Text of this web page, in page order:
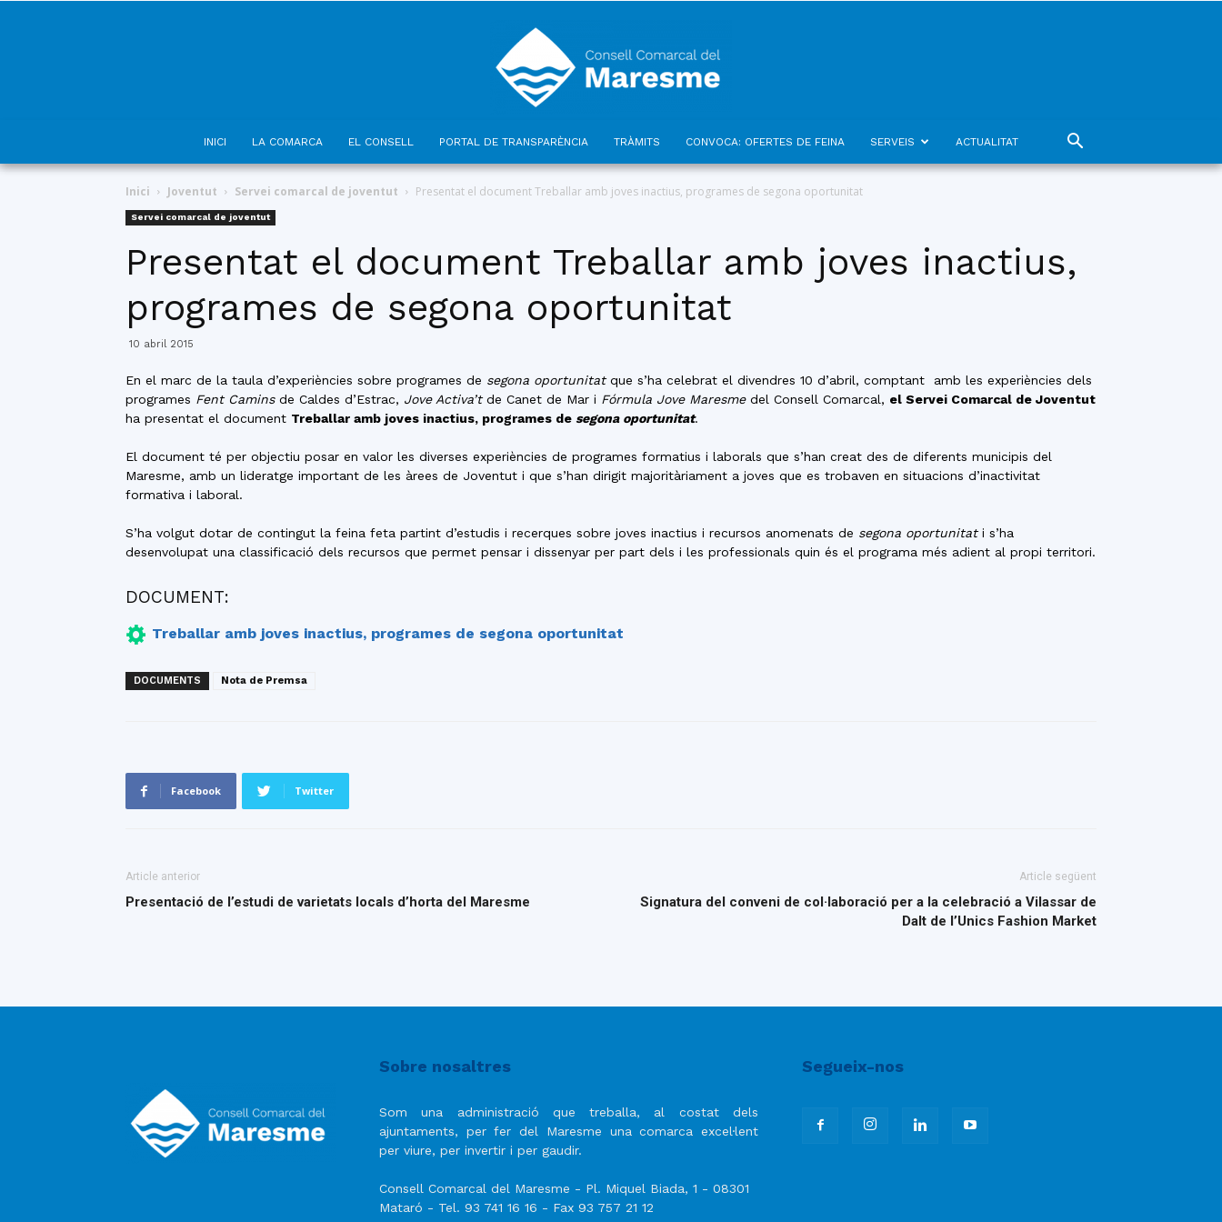
Comarcal
del
Maresme
INICI LA COMARCA EL CONSELL PORTAL DE TRANSPARÈNCIA TRÀMITS CONVOCA: OFERTES DE FEINA SERVEIS ACTUALITAT
Inici Joventut Servei comarcal de joventut Presentat el document Treballar amb joves inactius, programes de segona oportunitat
Servei comarcal de joventut
Presentat el document Treballar amb joves inactius,
programes de segona oportunitat
10 abril 2015
En el marc de la taula d’experiències sobre programes de segona oportunitatque s’ha celebrat el divendres 10 d’abril, comptant amb les experiències dels
programes Fent Caminsde Caldes d’Estrac, Jove Activa’tde Canet de Mar i Fórmula Jove Maresmedel Consell Comarcal, el Servei Comarcal de Joventut
ha presentat el document Treballar amb joves inactius, programes de segona oportunitat.
El document té per objectiu posar en valor les diverses experiències de programes formatius i laborals que s’han creat des de diferents municipis del
Maresme, amb un lideratge important de les àrees de Joventut i que s’han dirigit majoritàriament a joves que es trobaven en situacions d’inactivitat
formativa i laboral.
S’ha volgut dotar de contingut la feina feta partint d’estudis i recerques sobre joves inactius i recursos anomenats de segona oportunitati s’ha
desenvolupat una classificació dels recursos que permet pensar i dissenyar per part dels i les professionals quin és el programa més adient al propi territori.
DOCUMENT:
Treballar amb joves inactius, programes de segona oportunitat
DOCUMENTS Nota de Premsa
Facebook Twitter
Article anterior
Presentació de l’estudi de varietats locals d’horta del Maresme
Article següent
Signatura del conveni de col·laboració per a la celebració a Vilassar de
Dalt de l’Unics Fashion Market
Sobre nosaltres
Som una administració que treballa, al costat dels
ajuntaments, per fer del Maresme una comarca excel·lent
per viure, per invertir i per gaudir.
Consell Comarcal del Maresme - Pl. Miquel Biada, 1 - 08301
Mataró - Tel. 93 741 16 16 - Fax 93 757 21 12
Segueix-nos